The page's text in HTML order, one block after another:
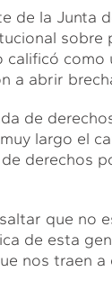
de la Junta
sobre
como
a abrir
de
largo el
derechos
que no
de esta
nos traen a